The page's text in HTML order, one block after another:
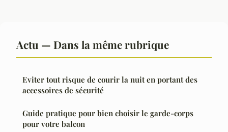
Actu — Dans la même rubrique
Eviter tout risque de courir la nuit en portant des
accessoires de sécurité
Guide pratique pour bien choisir le garde-corps
pour votre balcon